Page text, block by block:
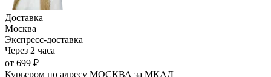
Доставка
Москва
Экспресс-доставка
Через 2 часа
от 699 ₽
Курьером по адресу МОСКВА за МКАД